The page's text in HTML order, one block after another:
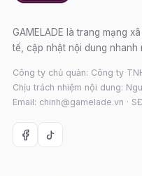
GAMELADE là trang mạng
tế, cập nhật nội dung nhanh
Công ty chủ quản: Công ty
Chịu trách nhiệm nội dung:
Email: chinh@gamelade.vn ·